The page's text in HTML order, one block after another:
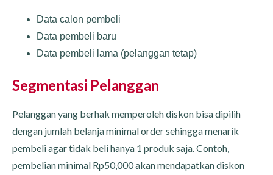
Data calon pembeli
Data pembeli baru
Data pembeli lama (pelanggan tetap)
Segmentasi Pelanggan
Pelanggan yang berhak memperoleh diskon bisa dipilih
dengan jumlah belanja minimal order sehingga menarik
pembeli agar tidak beli hanya 1 produk saja. Contoh,
pembelian minimal Rp50,000 akan mendapatkan diskon